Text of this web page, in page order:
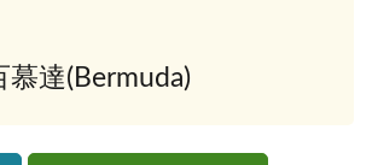
慕達(Bermuda)